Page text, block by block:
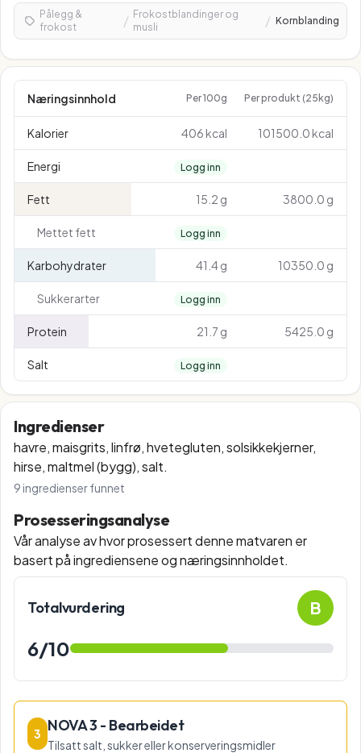
Pålegg &
frokost
/ Frokostblandinger og
musli
/ Kornblanding
Næringsinnhold Per 100g Per produkt (25kg)
Kalorier 406 kcal 101500.0 kcal
Energi Logg inn
Fett 15.2 g 3800.0 g
Mettet fett Logg inn
Karbohydrater 41.4 g 10350.0 g
Sukkerarter Logg inn
Protein 21.7 g 5425.0 g
Salt Logg inn
Ingredienser
havre, maisgrits, linfrø, hvetegluten, solsikkekjerner,
hirse, maltmel (bygg), salt.
9 ingredienser funnet
Prosesseringsanalyse
Vår analyse av hvor prosessert denne matvaren er
basert på ingrediensene og næringsinnholdet.
Totalvurdering B
6/10
3 NOVA 3 - Bearbeidet
Tilsatt salt, sukker eller konserveringsmidler